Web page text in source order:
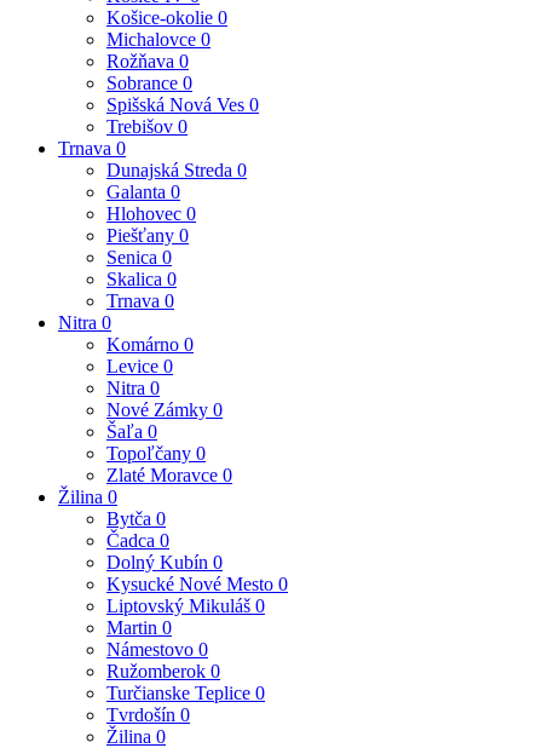
Košice-okolie 0
Michalovce 0
Rožňava 0
Sobrance 0
Spišská Nová Ves 0
Trebišov 0
Trnava 0
Dunajská Streda 0
Galanta 0
Hlohovec 0
Piešťany 0
Senica 0
Skalica 0
Trnava 0
Nitra 0
Komárno 0
Levice 0
Nitra 0
Nové Zámky 0
Šaľa 0
Topoľčany 0
Zlaté Moravce 0
Žilina 0
Bytča 0
Čadca 0
Dolný Kubín 0
Kysucké Nové Mesto 0
Liptovský Mikuláš 0
Martin 0
Námestovo 0
Ružomberok 0
Turčianske Teplice 0
Tvrdošín 0
Žilina 0